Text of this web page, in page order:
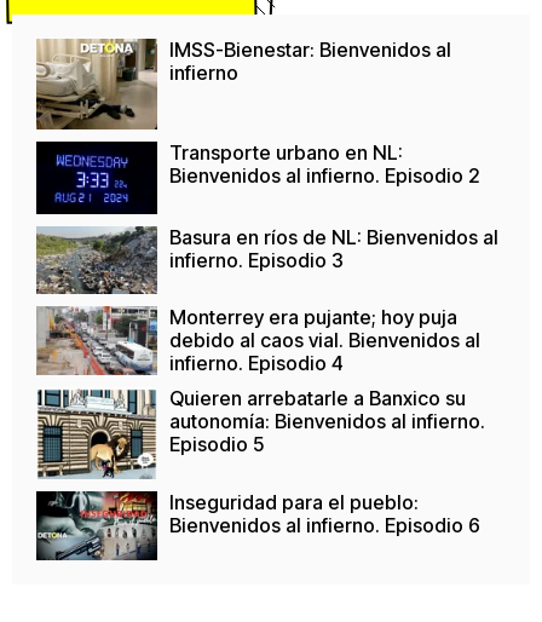
IMSS-Bienestar: Bienvenidos al
infierno
Transporte urbano en NL:
Bienvenidos al infierno. Episodio 2
Basura en ríos de NL: Bienvenidos al
infierno. Episodio 3
Monterrey era pujante; hoy puja
debido al caos vial. Bienvenidos al
infierno. Episodio 4
Quieren arrebatarle a Banxico su
autonomía: Bienvenidos al infierno.
Episodio 5
Inseguridad para el pueblo:
Bienvenidos al infierno. Episodio 6